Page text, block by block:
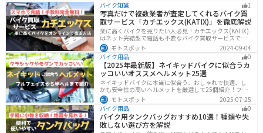
バイク知識 1
写真だけで複数業者が査定してくれるバイク買
取サービス「カチエックス(KATIX)」を徹底解説
楽に高くバイクを売りたい人必見！カチエックス(KATIX)
はネット完結型で電話も不要なバイク買取サービスで
す。バイク情報と写真を登録するだけで、複数のバイク
業者がオークション形式で価格を競い合ってくれるの
で、何もせず最高値でバイクを売ることができます。
モトスポット
2024-09-04
バイク用品
0
【2025年最新版】ネイキッドバイクに似合うカ
ッコいいオススメヘルメット25選
ネイキッドバイクに本当に似合う、おしゃれで快適、し
かも安全性の高いヘルメットを厳選して25個紹介！フル
フェイス・ジェット・システムなどタイプ別に特徴や選
び方も徹底解説。街乗りやツーリング、初心者からベテ
ランまで満足できるモデルを集めました。
モトスポット
2025-07-25
バイク用品
0
バイク用タンクバッグおすすめ10選！種類や失
敗しない選び方を解説